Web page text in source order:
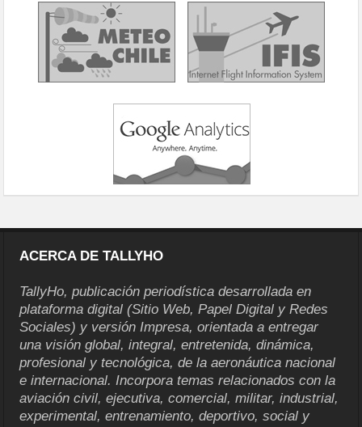
ACERCA DE TALLYHO
TallyHo, publicación periodística desarrollada en
plataforma digital (Sitio Web, Papel Digital y Redes
Sociales) y versión Impresa, orientada a entregar
una visión global, integral, entretenida, dinámica,
profesional y tecnológica, de la aeronáutica nacional
e internacional. Incorpora temas relacionados con la
aviación civil, ejecutiva, comercial, militar, industrial,
experimental, entrenamiento, deportivo, social y